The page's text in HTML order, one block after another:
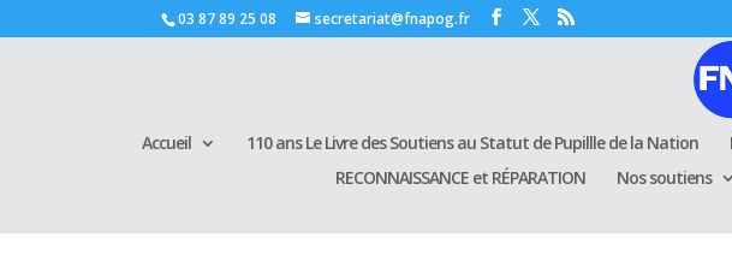
03 87 89 25 08 secretariat@fnapog.fr
Accueil 110 ans Le Livre des Soutiens au Statut de Pupillle de la Nation
RECONNAISSANCE et RÉPARATION
Nos soutiens